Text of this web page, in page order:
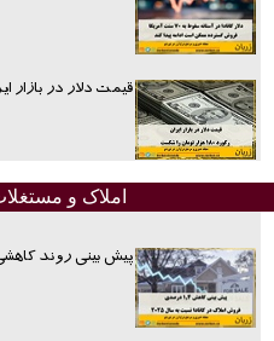
قیمت دلار در بازار ایران رکورد
املاک و
پیش بینی روند